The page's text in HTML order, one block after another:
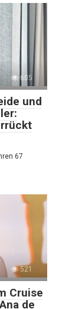
605
und
67
521
Cruise
de